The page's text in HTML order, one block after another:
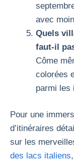
avec
Quels
faut-il
Côme
colorées
parmi les
Pour une
d’itinéraires
sur les
des lacs italiens,